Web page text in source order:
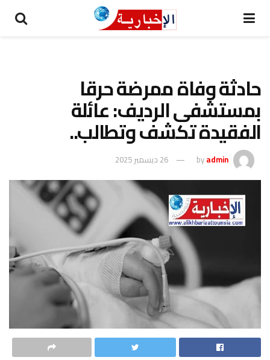
حادثة وفاة ممرضة حرقا
بمستشفى الرديف: عائلة
الفقيدة تكشف وتطالب..
byadmin 26 ديسمبر 2025